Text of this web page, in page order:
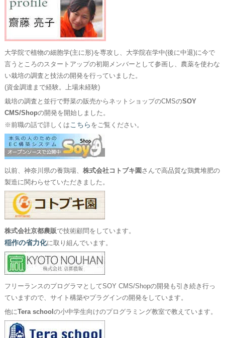
大学院で植物の細胞学(主に形)を専攻し、大学院在学中(後に中退)に今で
言うところのスタートアップの初期メンバーとして参画し、農薬を使わな
い栽培の調査と技法の開発を行っていました。
(資金調達まで経験。上場未経験)
栽培の調査と並行で野菜の販売からネットショップのCMSのSOY
CMS/Shopの開発を開始しました。
※前職の話で詳しくは こちら をご覧ください。
以前、神奈川県の養鶏場、 株式会社コトブキ園 さんで高品質な鶏糞堆肥の
製造に関わらせていただきました。
株式会社京都農販で技術顧問をしています。
稲作の省力化に取り組んでいます。
フリーランスのプログラマとしてSOY CMS/Shopの開発も引き続き行っ
ていますので、サイト構築やプラグインの開発をしています。
他にTera school の小中学生向けのプログラミング教室で教えています。